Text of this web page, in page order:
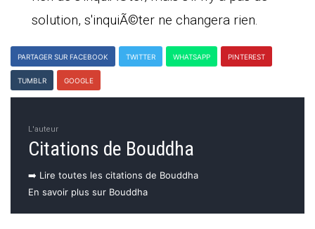
solution, s'inquiÃ©ter ne changera rien.
PARTAGER SUR FACEBOOK TWITTER WHATSAPP PINTEREST
TUMBLR GOOGLE
L'auteur
Citations de Bouddha
➡️ Lire toutes les citations de Bouddha
En savoir plus sur Bouddha